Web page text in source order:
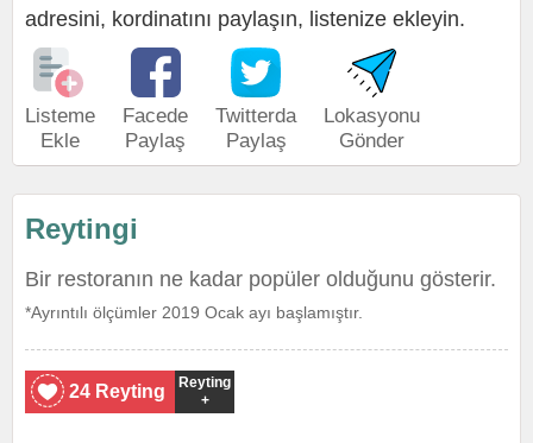
adresini, kordinatını paylaşın, listenize ekleyin.
Listeme
Ekle
Facede
Paylaş
Twitterda
Paylaş
Lokasyonu
Gönder
Reytingi
Bir restoranın ne kadar popüler olduğunu gösterir.
*Ayrıntılı ölçümler 2019 Ocak ayı başlamıştır.
24 Reyting
Reyting
+